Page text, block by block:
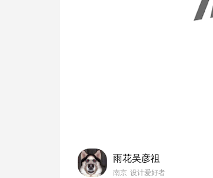
雨花吴彦祖
南京 设计爱好者